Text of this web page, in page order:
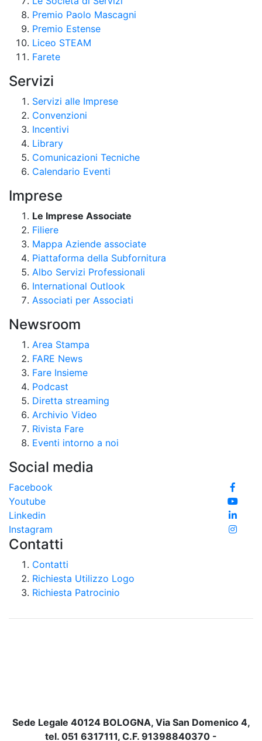
Premio Paolo Mascagni
Premio Estense
Liceo STEAM
Farete
Servizi
Servizi alle Imprese
Convenzioni
Incentivi
Library
Comunicazioni Tecniche
Calendario Eventi
Imprese
Le Imprese Associate
Filiere
Mappa Aziende associate
Piattaforma della Subfornitura
Albo Servizi Professionali
International Outlook
Associati per Associati
Newsroom
Area Stampa
FARE News
Fare Insieme
Podcast
Diretta streaming
Archivio Video
Rivista Fare
Eventi intorno a noi
Social media
Facebook
Youtube
Linkedin
Instagram
Contatti
Contatti
Richiesta Utilizzo Logo
Richiesta Patrocinio
Sede Legale 40124 BOLOGNA, Via San Domenico 4,
tel. 051 6317111, C.F. 91398840370 -